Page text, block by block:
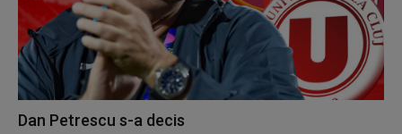
Dan Petrescu s-a decis